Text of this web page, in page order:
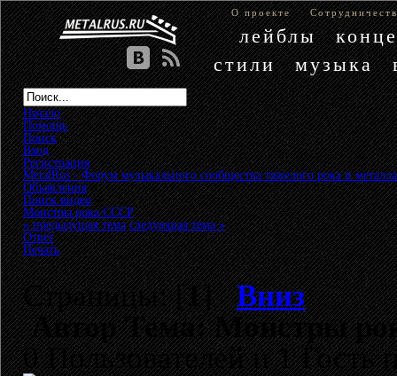
О проекте
лейблы
стили
музыка
Начало
Помощь
Поиск
Вход
Регистрация
MetalRus - Форум музыкального сообщества тяжелого рока и металла
Объявления»
Поиск видео»
Монстры рока СССР
« предыдущая тема следующая тема »
Ответ
Печать
Страницы: [1]Вниз
АвторТема: Монстры
0 Пользователей и 1 Гость